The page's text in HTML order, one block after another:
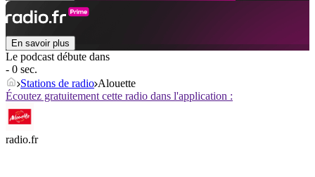
En savoir plus
Le podcast débute dans
- 0 sec.
Stations de radio Alouette
Écoutez gratuitement cette radio dans l'application :
radio.fr